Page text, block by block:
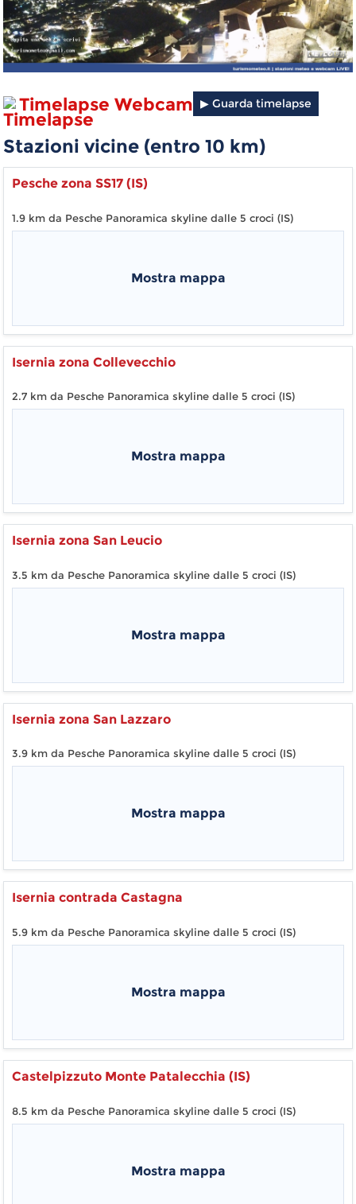
Timelapse Webcam ▶ Guarda timelapse
Stazioni vicine (entro 10 km)
Pesche zona SS17 (IS)
1.9 km da Pesche Panoramica skyline dalle 5 croci (IS)
Mostra mappa
Isernia zona Collevecchio
2.7 km da Pesche Panoramica skyline dalle 5 croci (IS)
Mostra mappa
Isernia zona San Leucio
3.5 km da Pesche Panoramica skyline dalle 5 croci (IS)
Mostra mappa
Isernia zona San Lazzaro
3.9 km da Pesche Panoramica skyline dalle 5 croci (IS)
Mostra mappa
Isernia contrada Castagna
5.9 km da Pesche Panoramica skyline dalle 5 croci (IS)
Mostra mappa
Castelpizzuto Monte Patalecchia (IS)
8.5 km da Pesche Panoramica skyline dalle 5 croci (IS)
Mostra mappa